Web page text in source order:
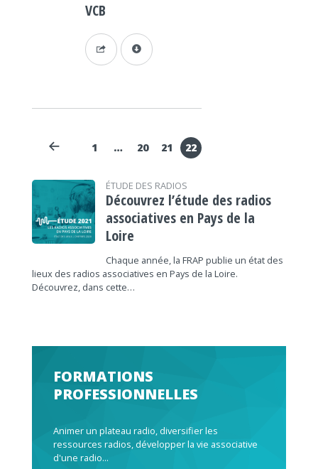
VCB
1 … 20 21 22
ÉTUDE DES RADIOS
Découvrez l’étude des radios
associatives en Pays de la
Loire
Chaque année, la FRAP publie un état des
lieux des radios associatives en Pays de la Loire.
Découvrez, dans cette…
FORMATIONS
PROFESSIONNELLES
Animer un plateau radio, diversifier les
ressources radios, développer la vie associative
d'une radio...